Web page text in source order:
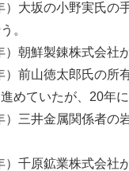
）大坂の小野実氏の
。
朝鮮製錬株式会社
）前山徳太郎氏の所
めていたが、20年に
）三井金属関係者の
）千原鉱業株式会社